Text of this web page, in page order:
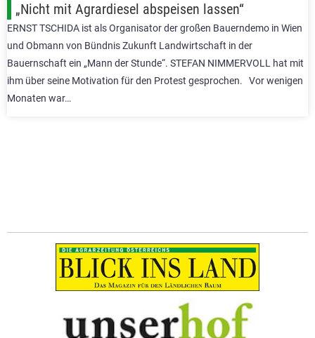
„Nicht mit Agrardiesel abspeisen lassen“
ERNST TSCHIDA ist als Organisator der großen Bauerndemo in Wien
und Obmann von Bündnis Zukunft Landwirtschaft in der
Bauernschaft ein „Mann der Stunde“. STEFAN NIMMERVOLL hat mit
ihm über seine Motivation für den Protest gesprochen. Vor wenigen
Monaten war…